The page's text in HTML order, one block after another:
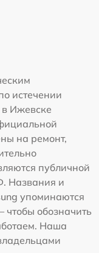
истечении
Ижевске
на ремонт,
публичной
Названия и
упоминаются
обозначить
Наша